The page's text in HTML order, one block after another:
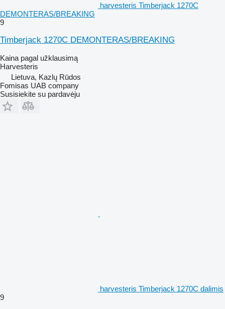
harvesteris Timberjack 1270C
DEMONTERAS/BREAKING
9
Timberjack 1270C DEMONTERAS/BREAKING
Kaina pagal užklausimą
Harvesteris
Lietuva, Kazlų Rūdos
Fomisas UAB company
Susisiekite su pardavėju
harvesteris Timberjack 1270C dalimis
9